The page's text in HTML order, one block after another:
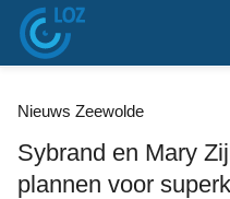
Nieuws Zeewolde
Sybrand en Mary
plannen voor